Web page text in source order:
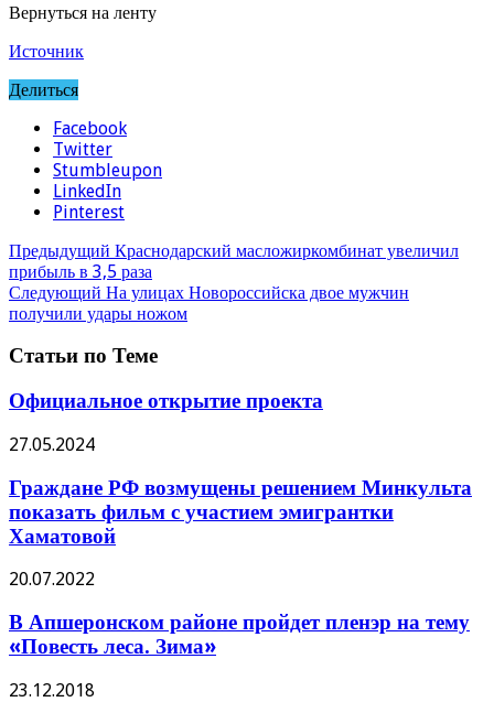
Вернуться на ленту
Источник
Делиться
Facebook
Twitter
Stumbleupon
LinkedIn
Pinterest
Предыдущий Краснодарский масложиркомбинат увеличил
прибыль в 3,5 раза
Следующий На улицах Новороссийска двое мужчин
получили удары ножом
Статьи по Теме
Официальное открытие проекта
27.05.2024
Граждане РФ возмущены решением Минкульта
показать фильм с участием эмигрантки
Хаматовой
20.07.2022
В Апшеронском районе пройдет пленэр на тему
«Повесть леса. Зима»
23.12.2018